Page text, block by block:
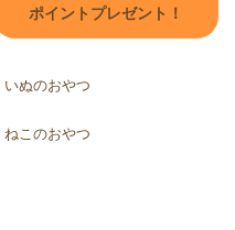
ポイントプレゼント！
いぬのおやつ
ねこのおやつ